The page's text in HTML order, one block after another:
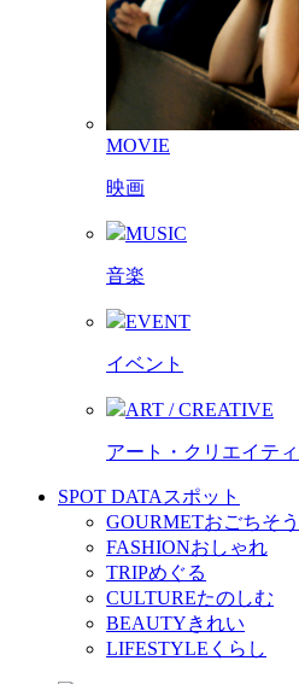
MOVIE
映画
MUSIC
音楽
EVENT
イベント
ART / CREATIVE
アート・クリエイテ
SPOT DATA スポット
GOURMETおごちそう
FASHIONおしゃれ
TRIPめぐる
CULTUREたのしむ
BEAUTYきれい
LIFESTYLE くらし